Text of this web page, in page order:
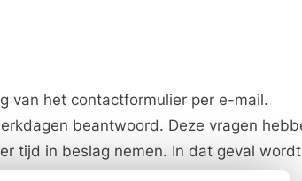
van het contactformulier per e-mail.
beantwoord. Deze vragen
tijd in beslag nemen. In dat geval